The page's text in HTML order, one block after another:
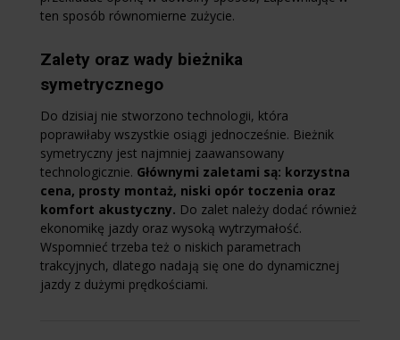
ten sposób równomierne zużycie.
Zalety oraz wady bieżnika
symetrycznego
Do dzisiaj nie stworzono technologii, która
poprawiłaby wszystkie osiągi jednocześnie. Bieżnik
symetryczny jest najmniej zaawansowany
technologicznie. Głównymi zaletami są: korzystna
cena, prosty montaż, niski opór toczenia oraz
komfort akustyczny. Do zalet należy dodać również
ekonomikę jazdy oraz wysoką wytrzymałość.
Wspomnieć trzeba też o niskich parametrach
trakcyjnych, dlatego nadają się one do dynamicznej
jazdy z dużymi prędkościami.